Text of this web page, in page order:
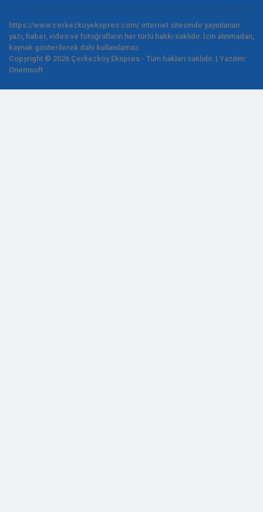
https://www.cerkezkoyekspres.com/ internet sitesinde yayınlanan
yazı, haber, video ve fotoğrafların her türlü hakkı saklıdır. İzin alınmadan,
kaynak gösterilerek dahi kullanılamaz.
Copyright © 2026 Çerkezköy Ekspres - Tüm hakları saklıdır. | Yazılım:
Onemsoft